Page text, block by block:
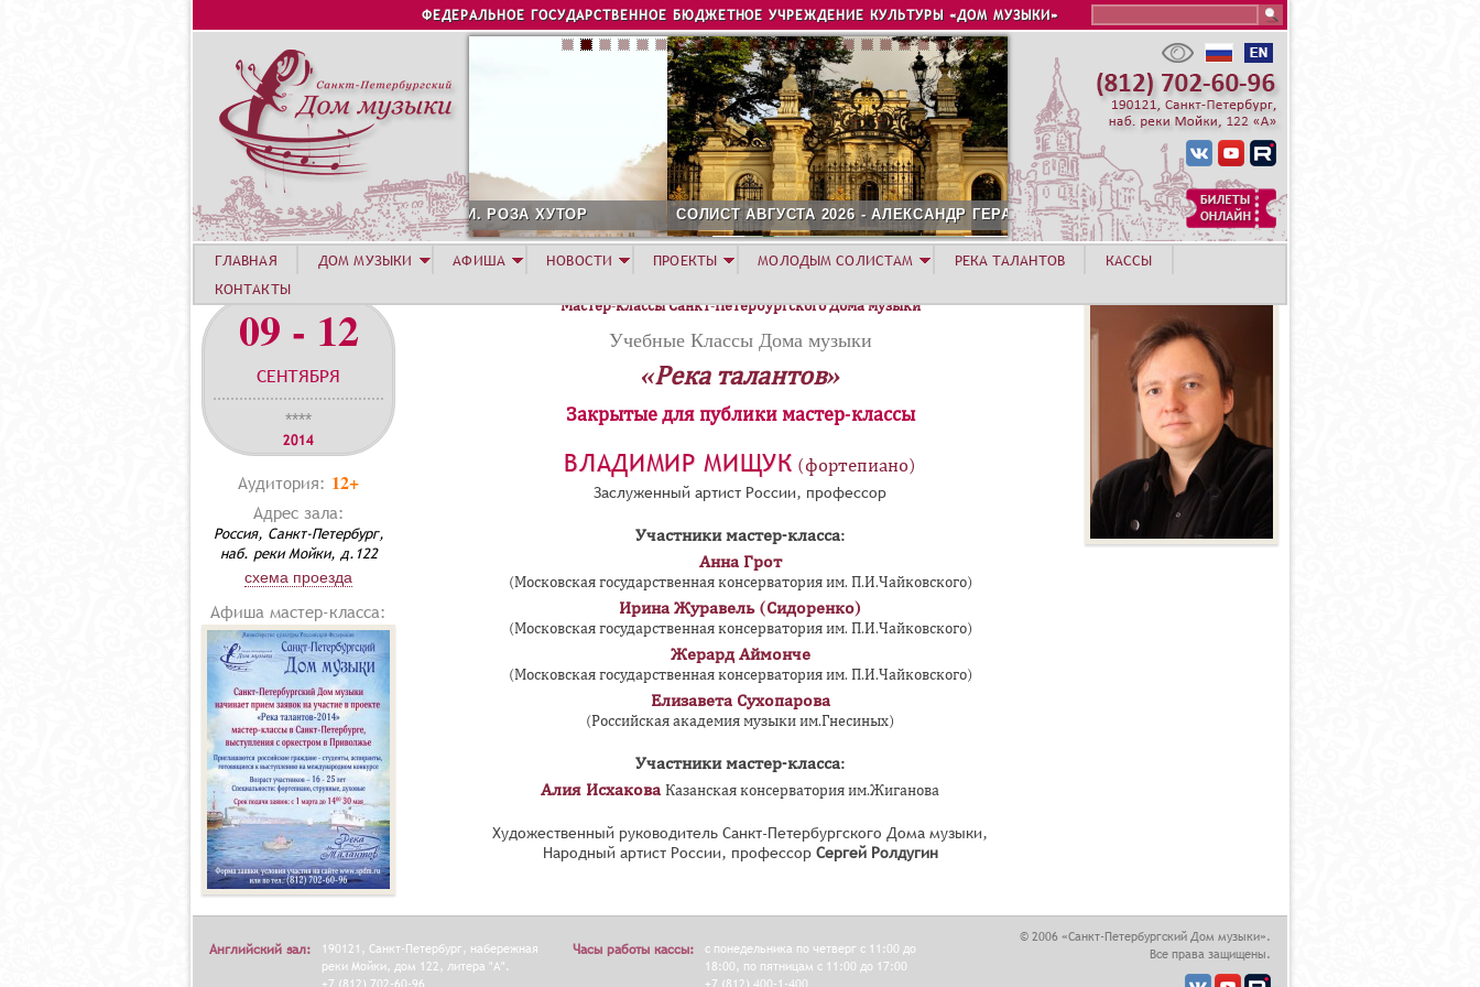
Jump to navigation
ФЕДЕРАЛЬНОЕ ГОСУДАРСТВЕННОЕ БЮДЖЕТНОЕ УЧРЕЖДЕНИЕ КУЛЬТУРЫ «ДОМ МУЗЫКИ»
КОНЦЕРТ ЛЕТНЕЙ АКАДЕМИИ. РОЗА ХУТОР СОЛИСТ АВГУСТА 2026 - АЛЕКСАНДР ГЕРАСИМОВ
09 - 12
СЕНТЯБРЯ
****
2014
Аудитория: 12+
Адрес зала:
Россия, Санкт-Петербург,
наб. реки Мойки, д.122
схема проезда
Афиша мастер-класса:
Мастер-классы Санкт-Петербургского Дома музыки
Учебные Классы Дома музыки
«Река талантов»
Закрытые для публики мастер-классы
ВЛАДИМИР МИЩУК (фортепиано)
Заслуженный артист России, профессор
Участники мастер-класса:
Анна Грот
(Московская государственная консерватория им. П.И.Чайковского)
Ирина Журавель (Сидоренко)
(Московская государственная консерватория им. П.И.Чайковского)
Жерард Аймонче
(Московская государственная консерватория им. П.И.Чайковского)
Елизавета Сухопарова
(Российская академия музыки им.Гнесиных)
Участники мастер-класса:
Алия Исхакова Казанская консерватория им.Жиганова
Художественный руководитель Санкт-Петербургского Дома музыки,
Народный артист России, профессор Сергей Ролдугин
ГЛАВНАЯ ДОМ МУЗЫКИ АФИША НОВОСТИ ПРОЕКТЫ МОЛОДЫМ СОЛИСТАМ РЕКА ТАЛАНТОВ
КАССЫ
КОНТАКТЫ
Английский зал:
190121, Санкт-Петербург, набережная
реки Мойки, дом 122, литера "А".
Часы работы кассы:
с понедельника по четверг с 11:00 до
18:00, по пятницам с 11:00 до 17:00
© 2006 «Санкт-Петербургский Дом музыки».
Все права защищены.